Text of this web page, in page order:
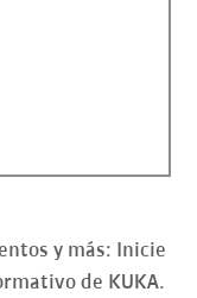
y más: Inicie
de KUKA.